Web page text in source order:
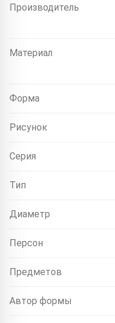
Производитель
Материал
Форма
Рисунок
Серия
Тип
Диаметр
Персон
Предметов
Автор формы